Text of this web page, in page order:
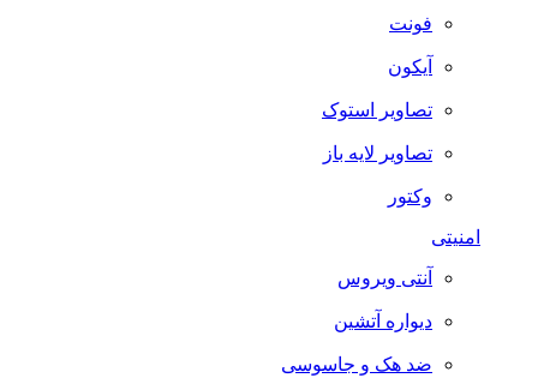
فونت
آیکون
تصاویر استوک
تصاویر لایه باز
وکتور
امنیتی
آنتی ویروس
دیواره آتشین
ضد هک و جاسوسی